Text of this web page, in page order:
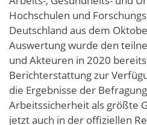
Hochschulen und
Deutschland aus dem
Auswertung wurde den
und Akteuren in 2020
Berichterstattung zur
die Ergebnisse der
Arbeitssicherheit als größte
jetzt auch in der offiziellen